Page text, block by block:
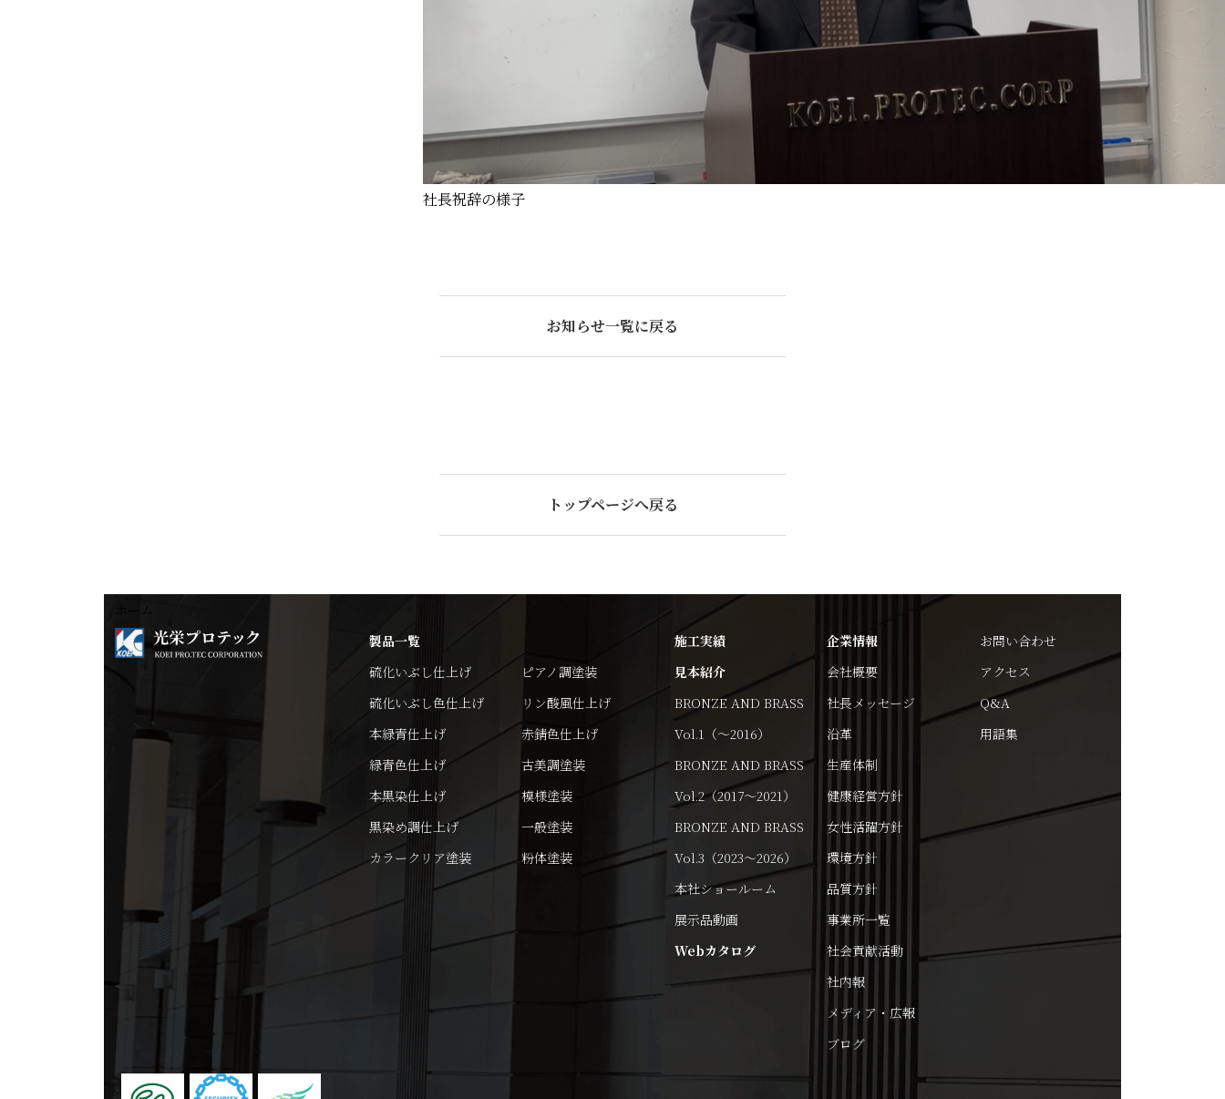
社長祝辞の様子
お知らせ一覧に戻る
トップページへ戻る
ホーム
製品一覧
硫化いぶし仕上げ
硫化いぶし色仕上げ
本緑青仕上げ
緑青色仕上げ
本黒染仕上げ
黒染め調仕上げ
カラークリア塗装
ピアノ調塗装
リン酸風仕上げ
赤錆色仕上げ
古美調塗装
模様塗装
一般塗装
粉体塗装
施工実績
見本紹介
BRONZE AND BRASS
Vol.1（～2016）
BRONZE AND BRASS
Vol.2（2017～2021）
BRONZE AND BRASS
Vol.3（2023～2026）
本社ショールーム
展示品動画
Webカタログ
企業情報
会社概要
社長メッセージ
沿革
生産体制
健康経営方針
女性活躍方針
環境方針
品質方針
事業所一覧
社会貢献活動
社内報
メディア・広報
ブログ
お問い合わせ
アクセス
Q&A
用語集